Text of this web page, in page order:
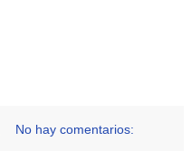
No hay comentarios: